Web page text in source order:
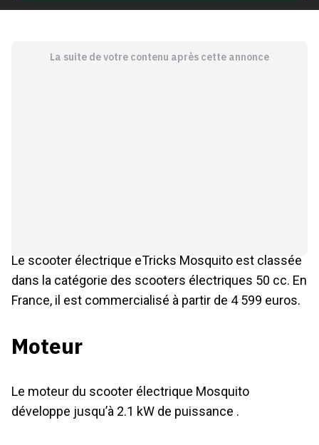
La suite de votre contenu après cette annonce
Le scooter électrique eTricks Mosquito est classée
dans la catégorie des scooters électriques 50 cc. En
France, il est commercialisé à partir de 4 599 euros.
Moteur
Le moteur du scooter électrique Mosquito
développe jusqu’à 2.1 kW de puissance .